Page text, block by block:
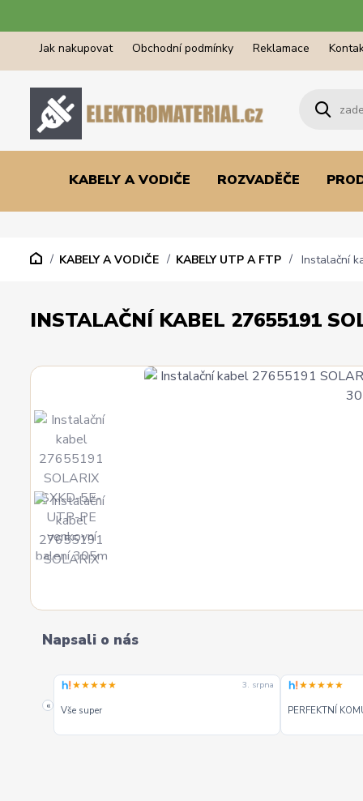
Jak nakupovat Obchodní podmínky Reklamace
KABELY A VODIČE ROZVADĚČE
KABELY A VODIČE KABELY UTP A FTP Instalační
INSTALAČNÍ KABEL 27655191
Napsali o nás
«
★★★★★ 3. srpna
Vše super
★★★★★
PERFEKTNÍ